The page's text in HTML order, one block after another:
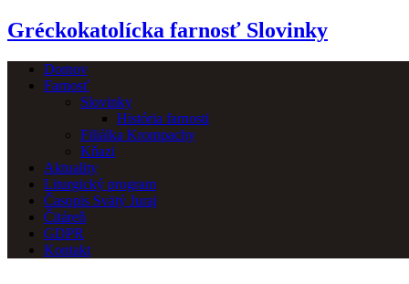
Gréckokatolícka farnosť Slovinky
Domov
Farnosť
Slovinky
História farnosti
Filiálka Krompachy
Kňazi
Aktuality
Liturgický program
Časopis Svätý Juraj
Čitáreň
GDPR
Kontakt